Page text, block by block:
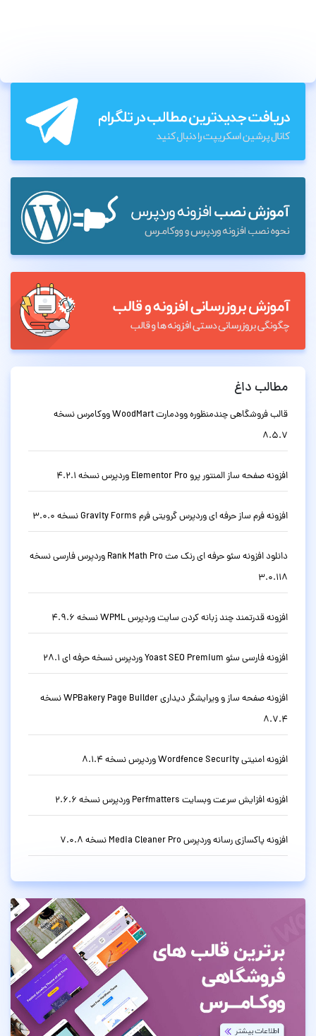
مطالب داغ
قالب فروشگاهی چندمنظوره وودمارت WoodMart ووکامرس نسخه
8.5.7
افزونه صفحه ساز المنتور پرو Elementor Pro وردپرس نسخه 4.2.1
افزونه فرم ساز حرفه ای وردپرس گرویتی فرم Gravity Forms نسخه 3.0.0
دانلود افزونه سئو حرفه ای رنک مث Rank Math Pro وردپرس فارسی نسخه
3.0.118
افزونه قدرتمند چند زبانه کردن سایت وردپرس WPML نسخه 4.9.6
افزونه فارسی سئو Yoast SEO Premium وردپرس نسخه حرفه ای 28.1
افزونه صفحه ساز و ویرایشگر دیداری WPBakery Page Builder نسخه
8.7.4
افزونه امنیتی Wordfence Security وردپرس نسخه 8.1.4
افزونه افزایش سرعت وبسایت Perfmatters وردپرس نسخه 2.6.6
افزونه پاکسازی رسانه وردپرس Media Cleaner Pro نسخه 7.0.8